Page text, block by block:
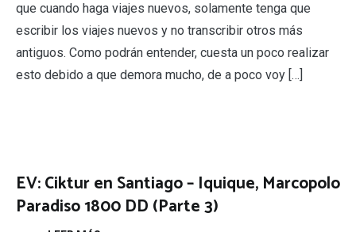
que cuando haga viajes nuevos, solamente tenga que
escribir los viajes nuevos y no transcribir otros más
antiguos. Como podrán entender, cuesta un poco realizar
esto debido a que demora mucho, de a poco voy […]
EV: Ciktur en Santiago – Iquique, Marcopolo
Paradiso 1800 DD (Parte 3)